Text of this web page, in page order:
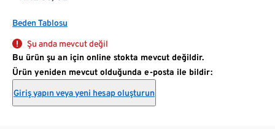
Beden Tablosu
Şu anda mevcut değil
Bu ürün şu an için online stokta mevcut değildir.
Ürün yeniden mevcut olduğunda e-posta ile bildir:
Giriş yapın veya yeni hesap oluşturun